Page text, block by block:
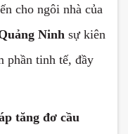
cho ngôi nhà của
Ninh sự kiên
phần tinh tế, đầy
tăng đơ cầu